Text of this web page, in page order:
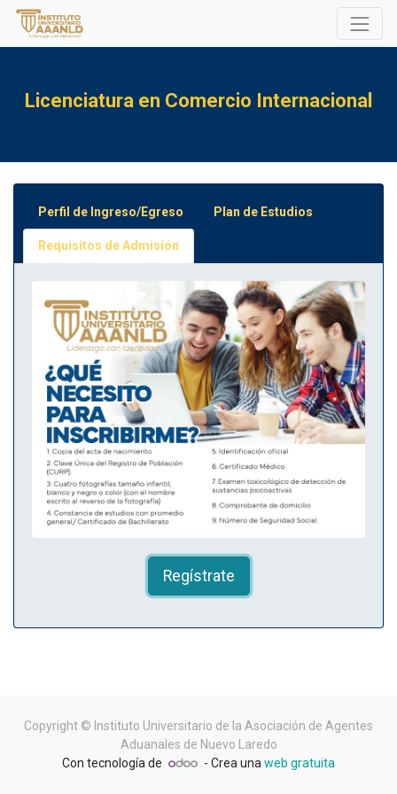
Licenciatura en Comercio Internacional
Perfil de Ingreso/Egreso Plan de Estudios
Requisitos de Admisión
Regístrate
Copyright © Instituto Universitario de la Asociación de Agentes
Aduanales de Nuevo Laredo
Con tecnología de
- Crea una web gratuita